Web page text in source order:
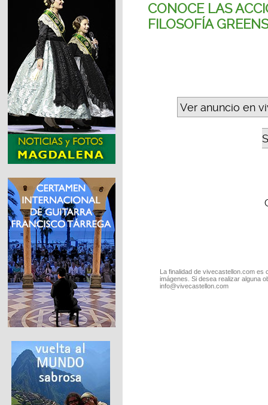
CONOCE LAS
FILOSOFÍA
Ver anuncio en
La finalidad de vivecastellon.com
imágenes. Si desea realizar alguna
info@vivecastellon.com